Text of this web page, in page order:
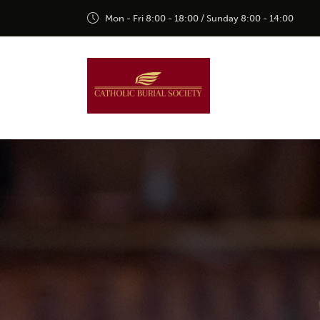
Mon - Fri 8:00 - 18:00 / Sunday 8:00 - 14:00